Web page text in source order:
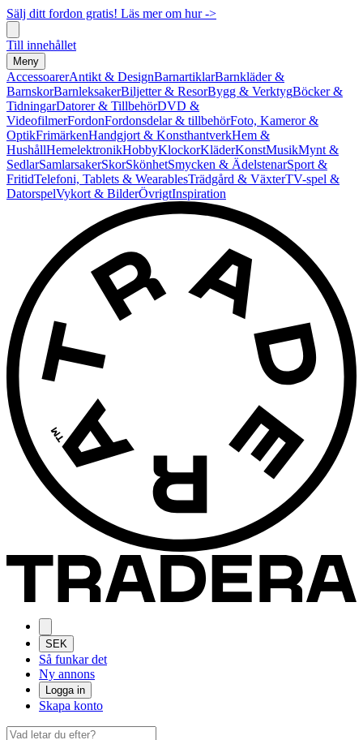
Sälj ditt fordon gratis! Läs mer om hur ->
Till innehållet
Meny
AccessoarerAntikt & DesignBarnartiklarBarnkläder &
BarnskorBarnleksakerBiljetter & ResorBygg & VerktygBöcker &
TidningarDatorer & TillbehörDVD &
VideofilmerFordonFordonsdelar & tillbehörFoto, Kameror &
OptikFrimärkenHandgjort & KonsthantverkHem &
HushållHemelektronikHobbyKlockorKläderKonstMusikMynt &
SedlarSamlarsakerSkorSkönhetSmycken & ÄdelstenarSport &
FritidTelefoni, Tablets & WearablesTrädgård & VäxterTV-spel &
DatorspelVykort & BilderÖvrigtInspiration
SEK
Så funkar det
Ny annons
Logga in
Skapa konto